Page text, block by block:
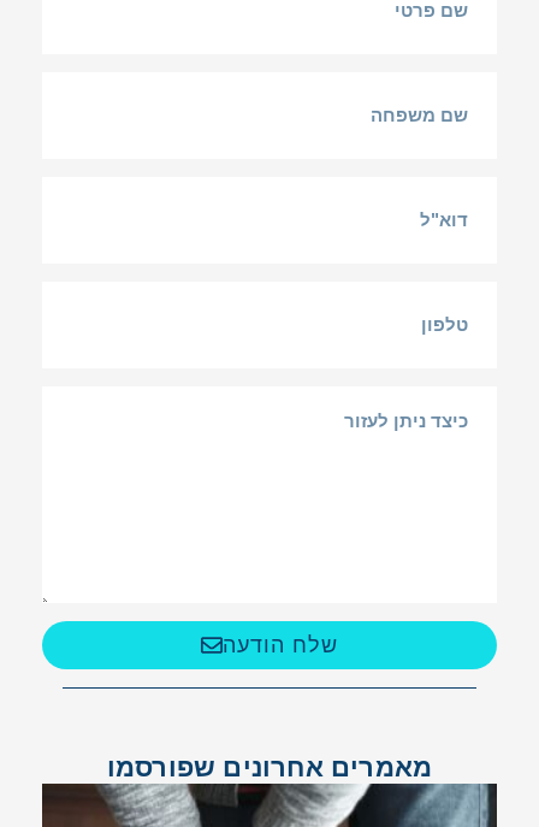
שלח הודעה
מאמרים אחרונים שפורסמו